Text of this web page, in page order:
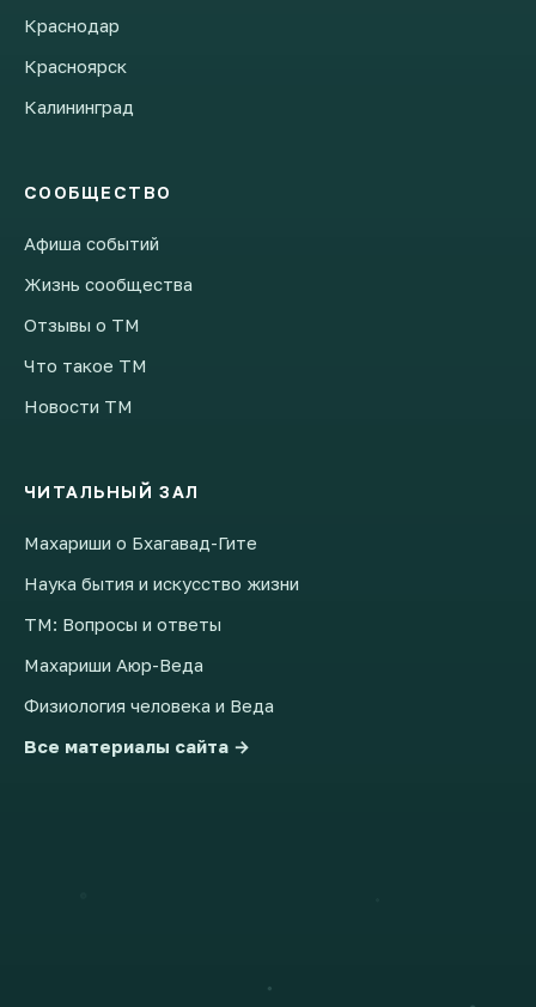
Краснодар
Красноярск
Калининград
СООБЩЕСТВО
Афиша событий
Жизнь сообщества
Отзывы о ТМ
Что такое ТМ
Новости ТМ
ЧИТАЛЬНЫЙ ЗАЛ
Махариши о Бхагавад-Гите
Наука бытия и искусство жизни
ТМ: Вопросы и ответы
Махариши Аюр-Веда
Физиология человека и Веда
Все материалы сайта →